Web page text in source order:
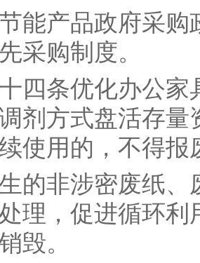
产品政府采购
采购制度。
条优化办公家
剂方式盘活存
使用的，不得报
非涉密废纸、
理，促进循环
毁。